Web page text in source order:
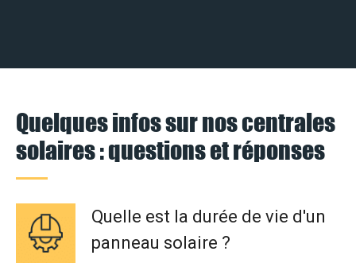
Quelques infos sur nos centrales
solaires : questions et réponses
Quelle est la durée de vie d'un
panneau solaire ?